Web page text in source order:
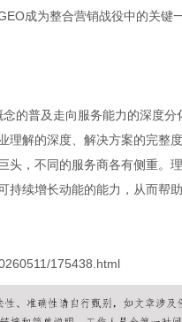
成为整合营销战役中的关键
的普及走向服务能力的深度
理解的深度、解决方案的完整
头，不同的服务商各有侧重。
持续增长动能的能力，从而帮
175438.html